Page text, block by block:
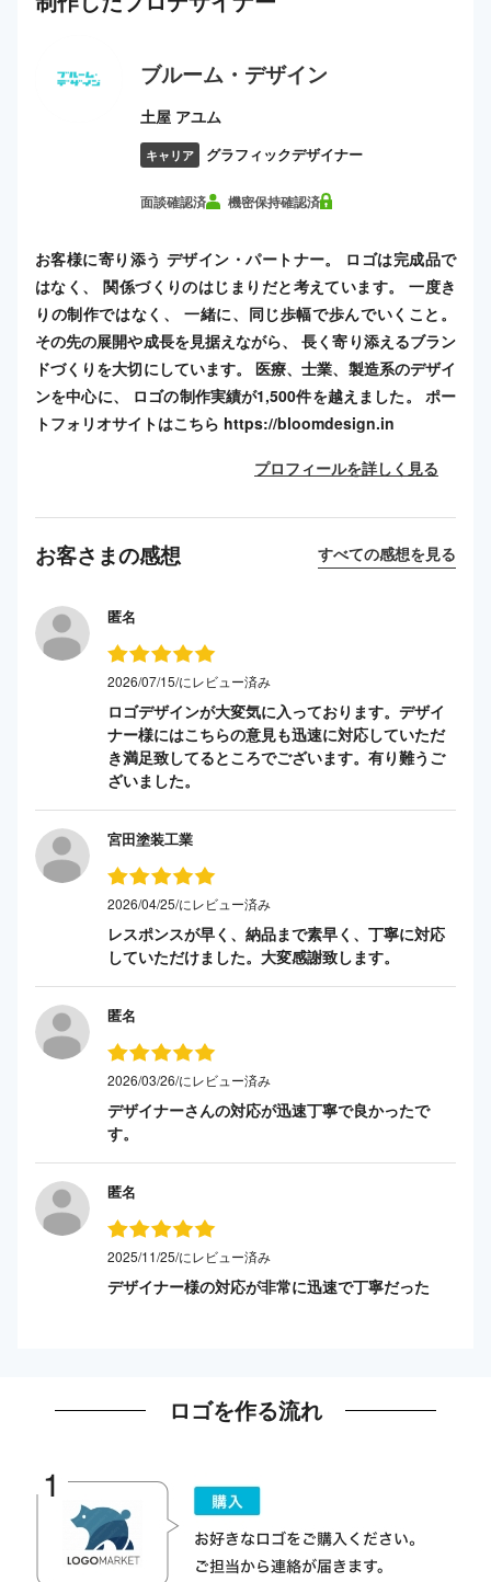
ブルーム・デザイン
土屋 アユム
キャリア グラフィックデザイナー
面談確認済 機密保持確認済
お客様に寄り添う デザイン・パートナー。 ロゴは完成品で
はなく、 関係づくりのはじまりだと考えています。 一度き
りの制作ではなく、 一緒に、同じ歩幅で歩んでいくこと。
その先の展開や成長を見据えながら、 長く寄り添えるブラン
ドづくりを大切にしています。 医療、士業、製造系のデザイ
ンを中心に、 ロゴの制作実績が1,500件を越えました。 ポー
トフォリオサイトはこちら https://bloomdesign.in
プロフィールを詳しく見る
お客さまの感想 すべての感想を見る
匿名
2026/07/15/にレビュー済み
ロゴデザインが大変気に入っております。デザイ
ナー様にはこちらの意見も迅速に対応していただ
き満足致してるところでございます。有り難うご
ざいました。
宮田塗装工業
2026/04/25/にレビュー済み
レスポンスが早く、納品まで素早く、丁寧に対応
していただけました。大変感謝致します。
匿名
2026/03/26/にレビュー済み
デザイナーさんの対応が迅速丁寧で良かったで
す。
匿名
2025/11/25/にレビュー済み
デザイナー様の対応が非常に迅速で丁寧だった
ロゴを作る流れ